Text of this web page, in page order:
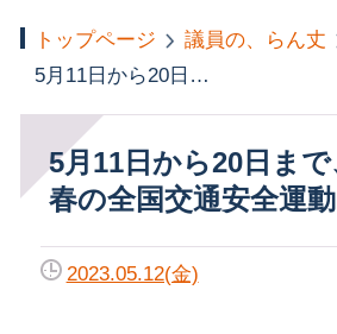
トップページ 議員の、らん丈
5月11日から20日まで、春の全国交通安全運動
5月11日から20日まで、
春の全国交通安全運動
2023.05.12(金)